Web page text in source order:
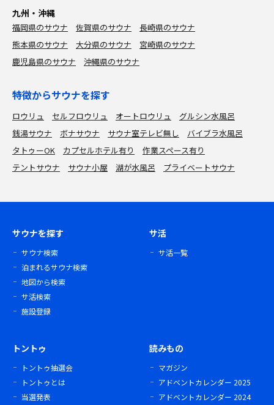
九州・沖縄
福岡県のサウナ 佐賀県のサウナ
長崎県のサウナ
熊本県のサウナ
大分県のサウナ
宮崎県のサウナ
鹿児島県のサウナ
沖縄県のサウナ
特徴からサウナを探す
ロウリュ セルフロウリュ オートロウリュ
グルシン水風呂
銭湯サウナ
ボナサウナ サウナ室テレビ無し
バイブラ水風呂
タトゥーOK
カプセルホテル有り
作業スペース有り
テントサウナ
サウナ小屋 湖が水風呂 プライベートサウナ
サウナを探す
サウナ検索
泊まれるサウナ検索
地図から検索
サ活検索
施設登録
サ活
サ活一覧
トントゥ
トントゥ抽選会
トントゥとは
当選発表
読みもの
マガジン
アドベントカレンダー 2025
アドベントカレンダー 2024